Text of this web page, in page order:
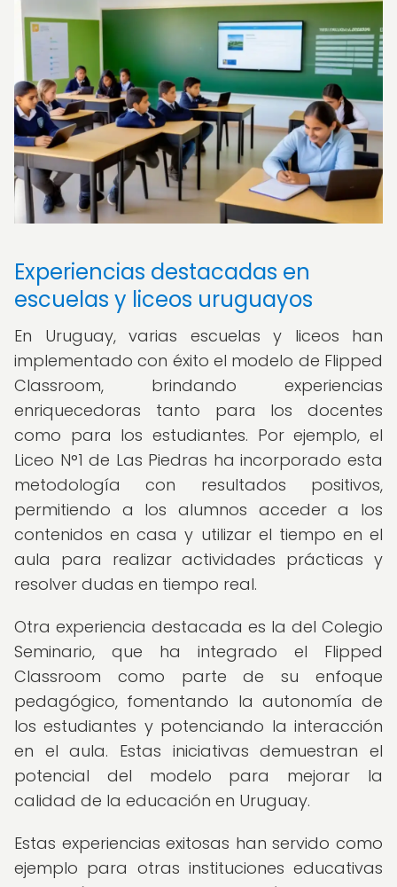
Experiencias destacadas en
escuelas y liceos uruguayos
En Uruguay, varias escuelas y liceos han
implementado con éxito el modelo de Flipped
Classroom, brindando experiencias
enriquecedoras tanto para los docentes
como para los estudiantes. Por ejemplo, el
Liceo N°1 de Las Piedras ha incorporado esta
metodología con resultados positivos,
permitiendo a los alumnos acceder a los
contenidos en casa y utilizar el tiempo en el
aula para realizar actividades prácticas y
resolver dudas en tiempo real.
Otra experiencia destacada es la del Colegio
Seminario, que ha integrado el Flipped
Classroom como parte de su enfoque
pedagógico, fomentando la autonomía de
los estudiantes y potenciando la interacción
en el aula. Estas iniciativas demuestran el
potencial del modelo para mejorar la
calidad de la educación en Uruguay.
Estas experiencias exitosas han servido como
ejemplo para otras instituciones educativas